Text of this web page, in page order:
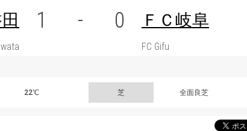
1 - 0 ＦＣ岐阜
FC Gifu
22℃ 芝 全面良芝